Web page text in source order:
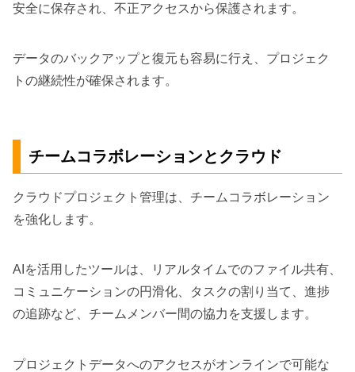
安全に保存され、不正アクセスから保護されます。
データのバックアップと復元も容易に行え、プロジェク
トの継続性が確保されます。
チームコラボレーションとクラウド
クラウドプロジェクト管理は、チームコラボレーション
を強化します。
AIを活用したツールは、リアルタイムでのファイル共有、
コミュニケーションの円滑化、タスクの割り当て、進捗
の追跡など、チームメンバー間の協力を支援します。
プロジェクトデータへのアクセスがオンラインで可能な